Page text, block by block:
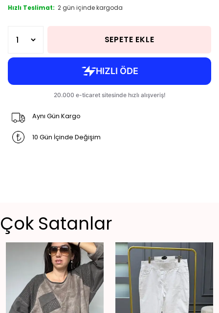
Hızlı Teslimat: 2 gün içinde kargoda
SEPETE EKLE
Aynı Gün Kargo
10 Gün İçinde Değişim
Çok Satanlar